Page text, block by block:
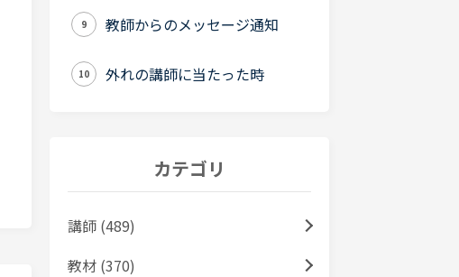
9 教師からのメッセージ通知
10 外れの講師に当たった時
カテゴリ
講師 (489)
教材 (370)